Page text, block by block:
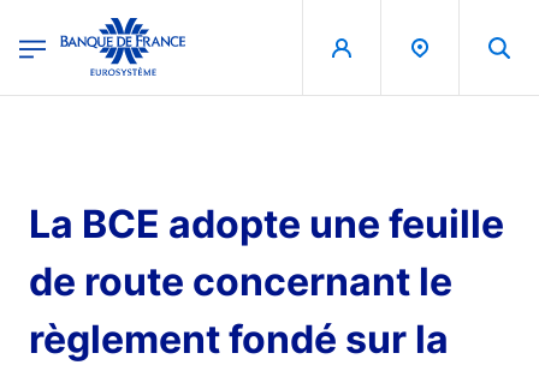
Banque de France - Menu Principal
La BCE adopte une feuille
de route concernant le
règlement fondé sur la